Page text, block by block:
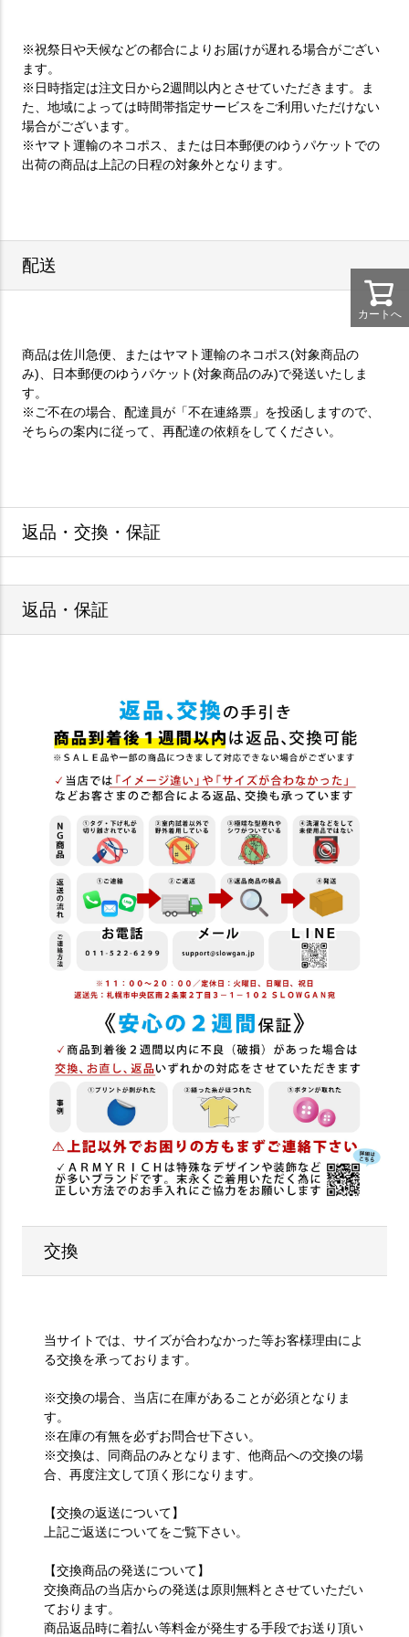
※祝祭日や天候などの都合によりお届けが遅れる場合がござい
ます。
※日時指定は注文日から2週間以内とさせていただきます。ま
た、地域によっては時間帯指定サービスをご利用いただけない
場合がございます。
※ヤマト運輸のネコポス、または日本郵便のゆうパケットでの
出荷の商品は上記の日程の対象外となります。
配送
商品は佐川急便、またはヤマト運輸のネコポス(対象商品の
み)、日本郵便のゆうパケット(対象商品のみ)で発送いたしま
す。
※ご不在の場合、配達員が「不在連絡票」を投函しますので、
そちらの案内に従って、再配達の依頼をしてください。
返品・交換・保証
返品・保証
交換
当サイトでは、サイズが合わなかった等お客様理由によ
る交換を承っております。
※交換の場合、当店に在庫があることが必須となりま
す。
※在庫の有無を必ずお問合せ下さい。
※交換は、同商品のみとなります、他商品への交換の場
合、再度注文して頂く形になります。
【交換の返送について】
上記ご返送についてをご覧下さい。
【交換商品の発送について】
交換商品の当店からの発送は原則無料とさせていただい
ております。
商品返品時に着払い等料金が発生する手段でお送り頂い
カートへ